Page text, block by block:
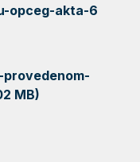
opceg-akta-6
MB)